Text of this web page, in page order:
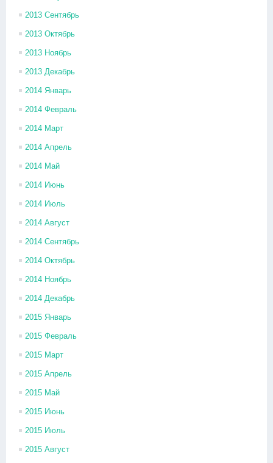
2013 Сентябрь
2013 Октябрь
2013 Ноябрь
2013 Декабрь
2014 Январь
2014 Февраль
2014 Март
2014 Апрель
2014 Май
2014 Июнь
2014 Июль
2014 Август
2014 Сентябрь
2014 Октябрь
2014 Ноябрь
2014 Декабрь
2015 Январь
2015 Февраль
2015 Март
2015 Апрель
2015 Май
2015 Июнь
2015 Июль
2015 Август